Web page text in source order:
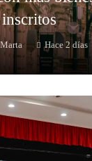
Hace 2 días